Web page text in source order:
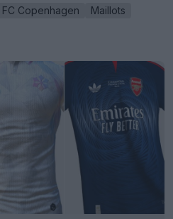
FC Copenhagen
Maillots